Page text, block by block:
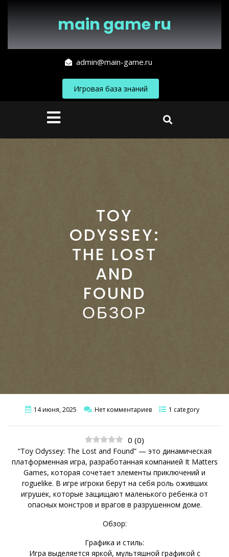
main game ru
admin@main-game.ru
Игровая база знаний
Кнопка
Открыть
TOY
ODYSSEY:
THE LOST
AND
FOUND
ОБЗОР
14 июня, 2025 Нет комментариев 1 category
0 (0)
“Toy Odyssey: The Lost and Found” — это динамическая
платформенная игра, разработанная компанией It Matters
Games, которая сочетает элементы приключений и
roguelike. В игре игроки берут на себя роль оживших
игрушек, которые защищают маленького ребенка от
опасных монстров и врагов в разрушенном доме.
Обзор:
Графика и стиль:
Игра выделяется яркой, мультяшной графикой с